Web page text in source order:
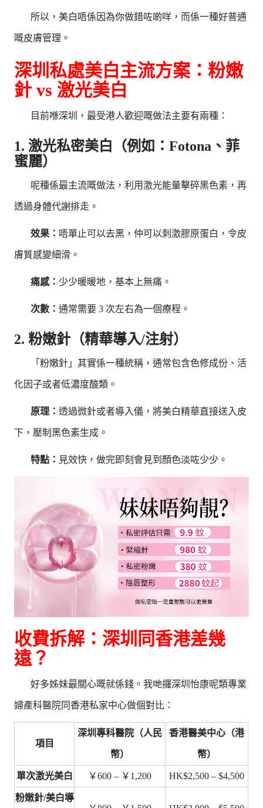
所以，美白唔係因為你做錯咗啲咩，而係一種好普通
嘅皮膚管理。
深圳私處美白主流方案：粉嫩
針 vs 激光美白
目前喺深圳，最受港人歡迎嘅做法主要有兩種：
1. 激光私密美白（例如：Fotona、菲
蜜麗）
呢種係最主流嘅做法，利用激光能量擊碎黑色素，再
透過身體代謝排走。
效果： 唔單止可以去黑，仲可以刺激膠原蛋白，令皮
膚質感變細滑。
痛感：少少暖暖地，基本上無痛。
次數：通常需要 3 次左右為一個療程。
2. 粉嫩針（精華導入/注射）
「粉嫩針」其實係一種統稱，通常包含色修成份、活
化因子或者低濃度酸類。
原理：透過微針或者導入儀，將美白精華直接送入皮
下，壓制黑色素生成。
特點： 見效快，做完即刻會見到顏色淡咗少少。
收費拆解：深圳同香港差幾
遠？
好多姊妹最關心嘅就係錢。我哋攞深圳怡康呢類專業
婦產科醫院同香港私家中心做個對比：
項目
深圳專科醫院（人民
幣）
香港醫美中心（港
幣）
單次激光美白 ￥600 – ￥1,200 HK$2,500 – $4,500
粉嫩針/美白導